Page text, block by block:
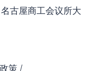
古屋商工会议所大
策